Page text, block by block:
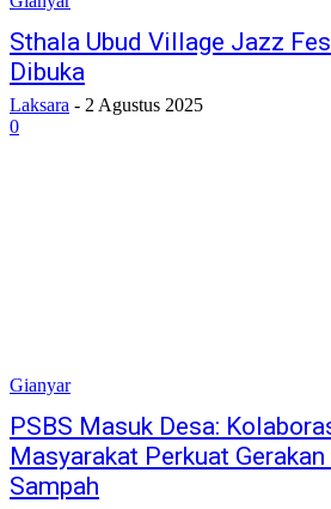
Sthala Ubud Village Jazz
Dibuka
Laksara - 2 Agustus 2025
0
Gianyar
PSBS Masuk Desa:
Masyarakat Perkuat
Sampah